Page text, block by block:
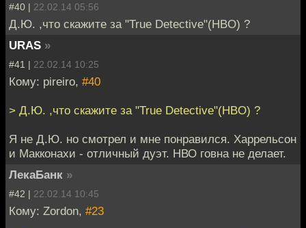
#40 | 22.02.14 05:56
Д.Ю. ,что скажите за "True Detective"(HBO) ?
URAS »
#41 | 22.02.14 10:25
Кому: pireiro, #40
> Д.Ю. ,что скажите за "True Detective"(HBO) ?
Я не Д.Ю. но смотрел и мне понравился. Харрельсон
и Макконахи - отличный дуэт. НВО говна не делает.
ЛекаБанк »
#42 | 22.02.14 10:45
Кому: Zordon, #23